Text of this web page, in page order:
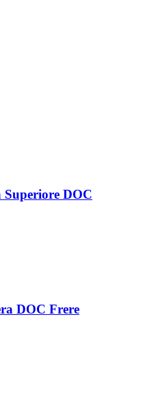
DOC
DOC Frere